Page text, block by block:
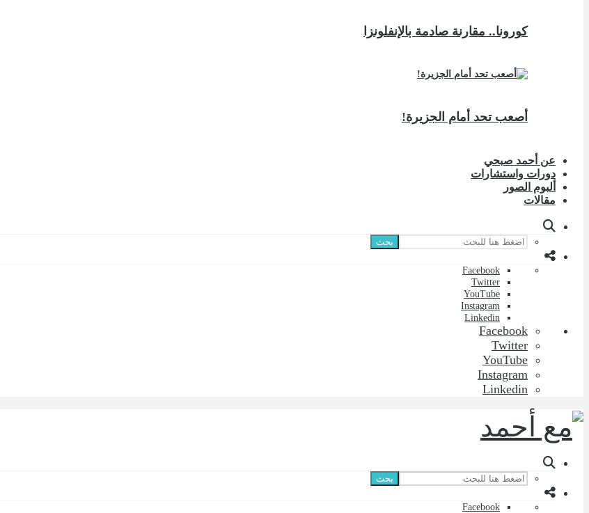
كورونا.. مقارنة صادمة بالإنفلونزا
أصعب تحد أمام الجزيرة!
عن أحمد صبحي
دورات واستشارات
ألبوم الصور
مقالات
بحث
Facebook
Twitter
YouTube
Instagram
Linkedin
Facebook
Twitter
YouTube
Instagram
Linkedin
بحث
Facebook